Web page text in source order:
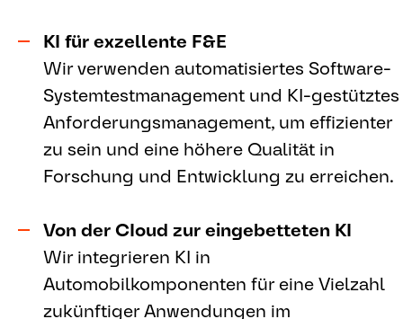
KI für exzellente F&E
Wir verwenden automatisiertes Software-
Systemtestmanagement und KI-gestütztes
Anforderungsmanagement, um effizienter
zu sein und eine höhere Qualität in
Forschung und Entwicklung zu erreichen.
Von der CIoud zur eingebetteten KI
Wir integrieren KI in
Automobilkomponenten für eine Vielzahl
zukünftiger Anwendungen im